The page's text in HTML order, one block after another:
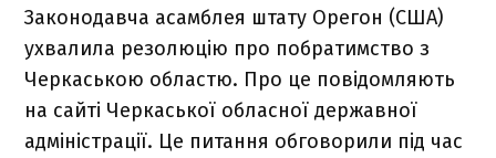
Законодавча асамблея штату Орегон (США)
ухвалила резолюцію про побратимство з
Черкаською областю. Про це повідомляють
на сайті Черкаської обласної державної
адміністрації. Це питання обговорили під час